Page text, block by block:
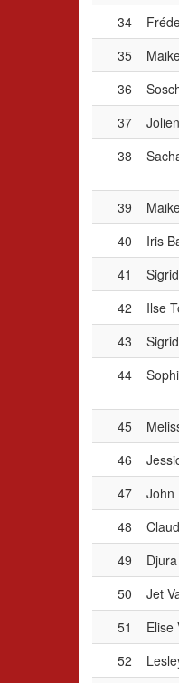
34
35
36
37
38
39
40
Iris
41
42
Ilse
43
44
45
46
47
John
48
49
50
Jet
51
Elise
52